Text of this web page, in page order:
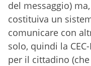
del messaggio)
costituiva un
comunicare con
solo, quindi la
per il cittadino